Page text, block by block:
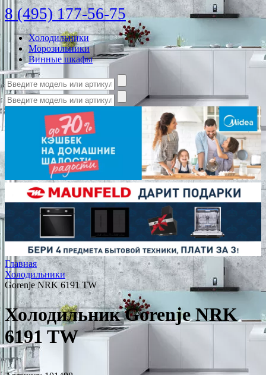
8 (495) 177-56-75
Холодильники
Морозильники
Винные шкафы
Главная
Холодильники
Gorenje NRK 6191 TW
Холодильник Gorenje NRK
6191 TW